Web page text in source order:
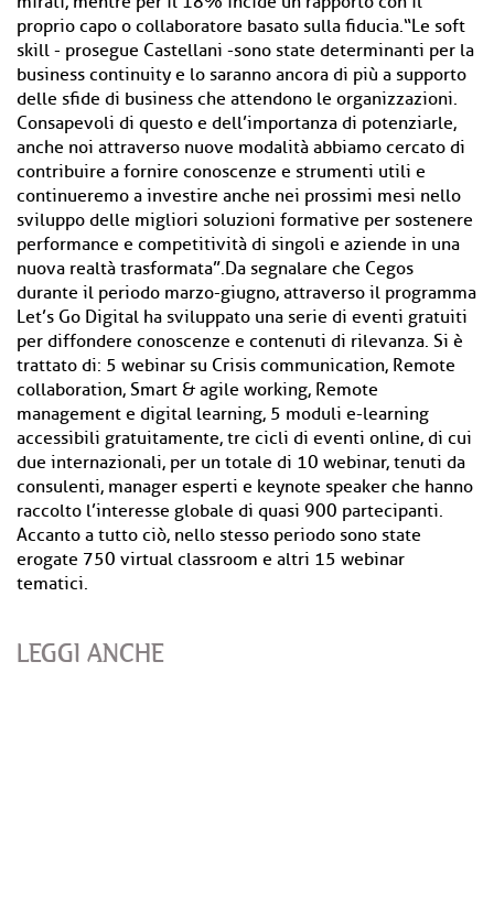
proprio capo o collaboratore basato sulla fiducia.“Le soft
skill - prosegue Castellani -sono state determinanti per la
business continuity e lo saranno ancora di più a supporto
delle sfide di business che attendono le organizzazioni.
Consapevoli di questo e dell’importanza di potenziarle,
anche noi attraverso nuove modalità abbiamo cercato di
contribuire a fornire conoscenze e strumenti utili e
continueremo a investire anche nei prossimi mesi nello
sviluppo delle migliori soluzioni formative per sostenere
performance e competitività di singoli e aziende in una
nuova realtà trasformata”.Da segnalare che Cegos
durante il periodo marzo-giugno, attraverso il programma
Let’s Go Digital ha sviluppato una serie di eventi gratuiti
per diffondere conoscenze e contenuti di rilevanza. Si è
trattato di: 5 webinar su Crisis communication, Remote
collaboration, Smart & agile working, Remote
management e digital learning, 5 moduli e-learning
accessibili gratuitamente, tre cicli di eventi online, di cui
due internazionali, per un totale di 10 webinar, tenuti da
consulenti, manager esperti e keynote speaker che hanno
raccolto l’interesse globale di quasi 900 partecipanti.
Accanto a tutto ciò, nello stesso periodo sono state
erogate 750 virtual classroom e altri 15 webinar
tematici.
LEGGI ANCHE